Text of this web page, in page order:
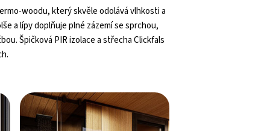
woodu, který skvěle odolává vlhkosti a
a lípy doplňuje plné zázemí se sprchou,
Špičková PIR izolace a střecha Clickfals